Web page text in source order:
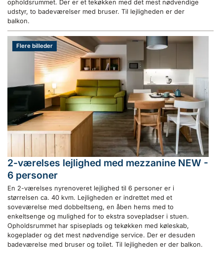
opholdsrummet. Der er et tekøkken med det mest nødvendige
udstyr, to badeværelser med bruser. Til lejligheden er der
balkon.
Flere billeder
2-værelses lejlighed med mezzanine NEW -
6 personer
En 2-værelses nyrenoveret lejlighed til 6 personer er i
størrelsen ca. 40 kvm. Lejligheden er indrettet med et
soveværelse med dobbeltseng, en åben hems med to
enkeltsenge og mulighed for to ekstra sovepladser i stuen.
Opholdsrummet har spiseplads og tekøkken med køleskab,
kogeplader og det mest nødvendige service. Der er desuden
badeværelse med bruser og toilet. Til lejligheden er der balkon.